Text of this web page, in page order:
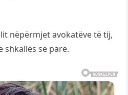
nëpërmjet avokatëve të tij,
shkallës së parë.